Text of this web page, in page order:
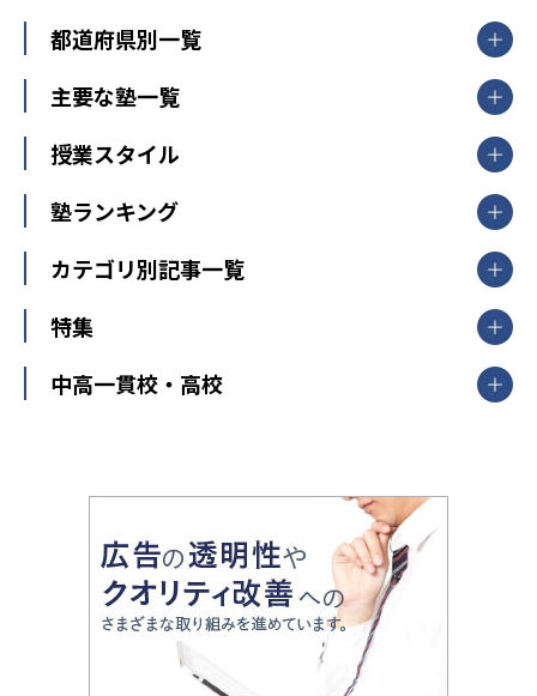
都道府県別一覧
北海道・東北
山形県
福島県
関東
東京都
神奈川県
茨城県
栃木県
群馬県
新潟県
中部
愛知県
静岡県
長野県
大阪府
兵庫県 京都府 奈良県
和歌山県
鳥取県
島根県 岡山県 広島県
香川県
高知県
主要な塾一覧
【掲載塾一覧を見る】
東京個別指導学院
明光義塾
個別教室のトライ
武田塾
授業スタイル
個別指導
オンライン指導
塾ランキング
中学受験ランキング
カテゴリ別記事一覧
中学受験
大学受験
教育全般
大学受験塾の選び方
中学受験に熱心な市区町村ランキング
小学校受験
家庭教師
特集
開成番長直伝！子どもの受験を成功させる方法
運動と遊びを考える
情報Ⅰ、数学が苦手な人注目！最短距離の学力
アップ法
悩み多き「大学受験」相談室
英語・英会話・英検対策
小学校教師が解説！中学受験のリアル
中高一貫校・高校
大学入試改革
ママテクエグザム
進化する中高一貫校・高校